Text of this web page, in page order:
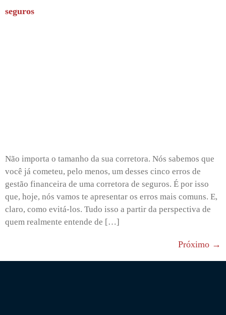
seguros
Não importa o tamanho da sua corretora. Nós sabemos que
você já cometeu, pelo menos, um desses cinco erros de
gestão financeira de uma corretora de seguros. É por isso
que, hoje, nós vamos te apresentar os erros mais comuns. E,
claro, como evitá-los. Tudo isso a partir da perspectiva de
quem realmente entende de […]
Próximo →